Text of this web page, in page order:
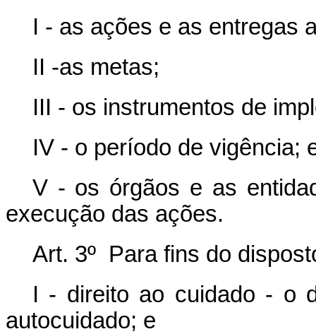
I - as ações e as entregas
II -as metas;
III - os instrumentos de
IV - o período de vigência;
V - os órgãos e as
execução das ações.
Art. 3º Para fins do
I - direito ao cuidado - o
autocuidado; e